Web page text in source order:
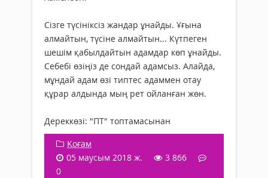
Сізге түсініксіз жандар ұнайды. Ұғына
алмайтын, түсіне алмайтын... Күтпеген
шешім қабылдайтын адамдар көп ұнайды.
Себебі өзіңіз де сондай адамсыз. Алайда,
мұндай адам өзі типтес адаммен отау
құрар алдында мың рет ойланған жөн.
Дереккөзі: "ПТ" топтамасынан
Қоғам
05 маусым 2018 ж.
3 866
0